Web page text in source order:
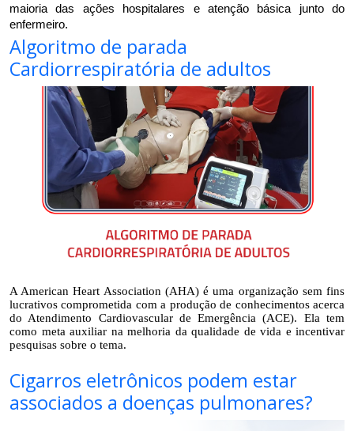
maioria das ações hospitalares e atenção básica junto do
enfermeiro.
Algoritmo de parada
Cardiorrespiratória de adultos
A American Heart Association (AHA) é uma organização sem fins
lucrativos comprometida com a produção de conhecimentos acerca
do Atendimento Cardiovascular de Emergência (ACE). Ela tem
como meta auxiliar na melhoria da qualidade de vida e incentivar
pesquisas sobre o tema.
Cigarros eletrônicos podem estar
associados a doenças pulmonares?